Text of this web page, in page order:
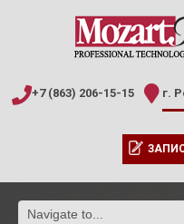
+7 (863) 206-15-15 г.